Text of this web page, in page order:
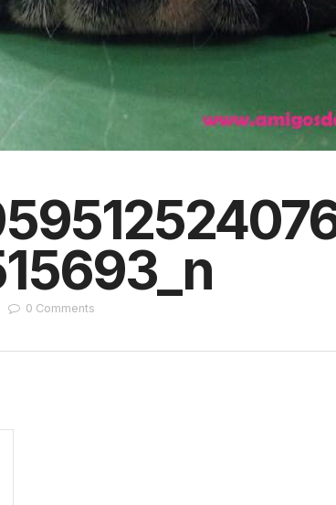
0 Comments